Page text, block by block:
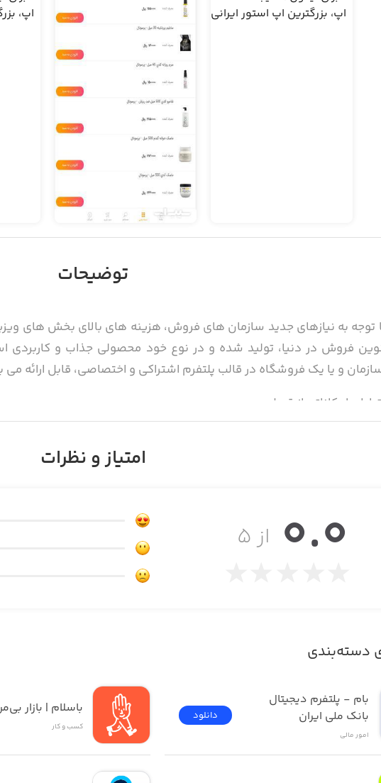
توضیحات
به نیازهای جدید سازمان های فروش، هزینه های بالای بخش های
فروش در دنیا، تولید شده و در نوع خود محصولی جذاب و
و یا یک فروشگاه در قالب پلتفرم اشتراکی و اختصاصی، قابل ارائه می
امکاناتی از قبیل:
ارتباط و انتقال سفارشات در قالب پیش فاکتورهای نرم افزارهای
امتیاز و نظرات
از ۵ 0.0
دسته‌بندی
بانک ملی ایران
امور ‌مالی
دانلود باسلام | بازار بی‌مرز
کسب‌ و ‌کار